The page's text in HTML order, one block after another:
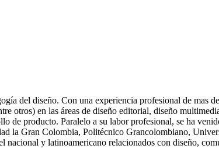
del diseño. Con una experiencia profesional de mas
otros) en las áreas de diseño editorial, diseño
de producto. Paralelo a su labor profesional, se ha
la Gran Colombia, Politécnico Grancolombiano,
y latinoamericano relacionados con diseño,